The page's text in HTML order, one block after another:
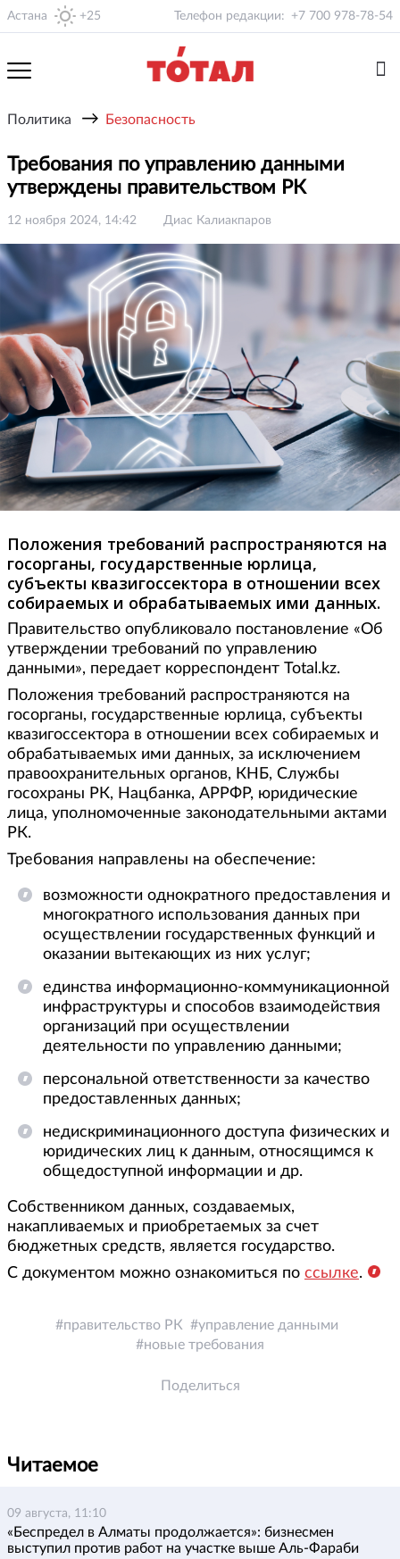
Астана +25 Телефон редакции: +7 700 978-78-54
Политика → Безопасность
Требования по управлению данными
утверждены правительством РК
12 ноября 2024, 14:42 Диас Калиакпаров
Положения требований распространяются на
госорганы, государственные юрлица,
субъекты квазигоссектора в отношении всех
собираемых и обрабатываемых ими данных.
Правительство опубликовало постановление «Об
утверждении требований по управлению
данными», передает корреспондент Total.kz.
Положения требований распространяются на
госорганы, государственные юрлица, субъекты
квазигоссектора в отношении всех собираемых и
обрабатываемых ими данных, за исключением
правоохранительных органов, КНБ, Службы
госохраны РК, Нацбанка, АРРФР, юридические
лица, уполномоченные законодательными актами
РК.
Требования направлены на обеспечение:
возможности однократного предоставления и
многократного использования данных при
осуществлении государственных функций и
оказании вытекающих из них услуг;
единства информационно-коммуникационной
инфраструктуры и способов взаимодействия
организаций при осуществлении
деятельности по управлению данными;
персональной ответственности за качество
предоставленных данных;
недискриминационного доступа физических и
юридических лиц к данным, относящимся к
общедоступной информации и др.
Собственником данных, создаваемых,
накапливаемых и приобретаемых за счет
бюджетных средств, является государство.
С документом можно ознакомиться по ссылке.
правительство РК
управление данными
новые требования
Поделиться
Читаемое
09 августа, 11:10
«Беспредел в Алматы продолжается»: бизнесмен
выступил против работ на участке выше Аль-Фараби